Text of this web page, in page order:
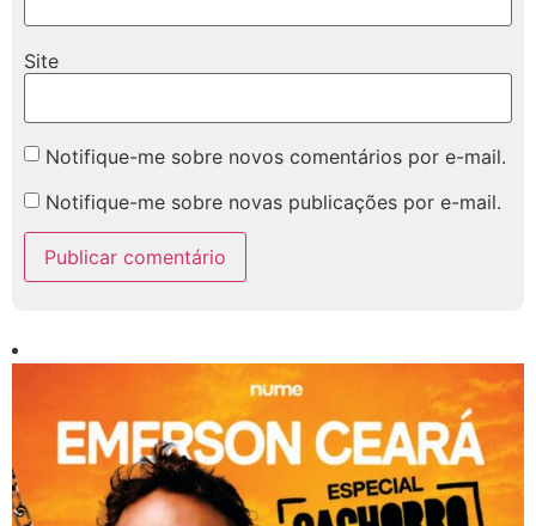
Site
Notifique-me sobre novos comentários por e-mail.
Notifique-me sobre novas publicações por e-mail.